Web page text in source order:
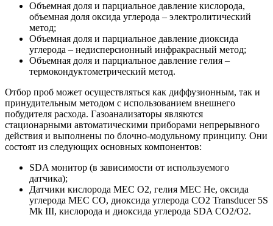
Объемная доля и парциальное давление кислорода,
объемная доля оксида углерода – электролитический
метод;
Объемная доля и парциальное давление диоксида
углерода – недисперсионный инфракрасный метод;
Объемная доля и парциальное давление гелия –
термокондуктометрический метод.
Отбор проб может осуществляться как диффузионным, так и
принудительным методом с использованием внешнего
побудителя расхода. Газоанализаторы являются
стационарными автоматическими приборами непрерывного
действия и выполнены по блочно-модульному принципу. Они
состоят из следующих основных компонентов:
SDA монитор (в зависимости от используемого
датчика);
Датчики кислорода MEC O2, гелия MEC He, оксида
углерода MEC CO, диоксида углерода CO2 Transducer 5S
Mk III, кислорода и диоксида углерода SDA CO2/O2.